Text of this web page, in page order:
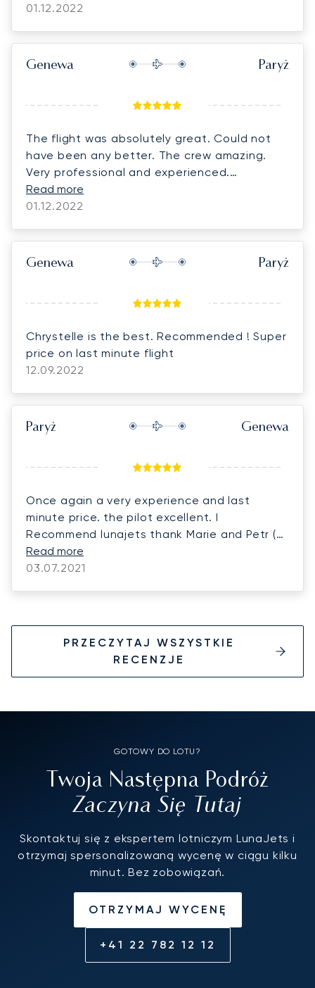
01.12.2022
Genewa Paryż
The flight was absolutely great. Could not
have been any better. The crew amazing.
Very professional and experienced.
Congratulations to Petr, the captain and co-
pilot. I had never experienced such a smooth
Read more
01.12.2022
Genewa Paryż
Chrystelle is the best. Recommended ! Super
price on last minute flight
12.09.2022
Paryż Genewa
Once again a very experience and last
minute price. the pilot excellent. I
Recommend lunajets thank Marie and Petr (
flight Paris Geneva this sunday)
Read more
03.07.2021
PRZECZYTAJ WSZYSTKIE
RECENZJE
GOTOWY DO LOTU?
Twoja Następna Podróż
Zaczyna Się Tutaj
Skontaktuj się z ekspertem lotniczym LunaJets i
otrzymaj spersonalizowaną wycenę w ciągu kilku
minut. Bez zobowiązań.
OTRZYMAJ WYCENĘ
+41 22 782 12 12